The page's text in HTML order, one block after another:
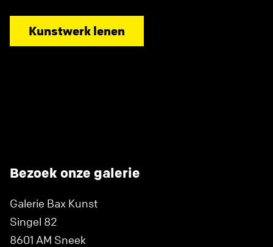
Kunstwerk lenen
Bezoek onze galerie
Galerie Bax Kunst
Singel 82
8601 AM Sneek